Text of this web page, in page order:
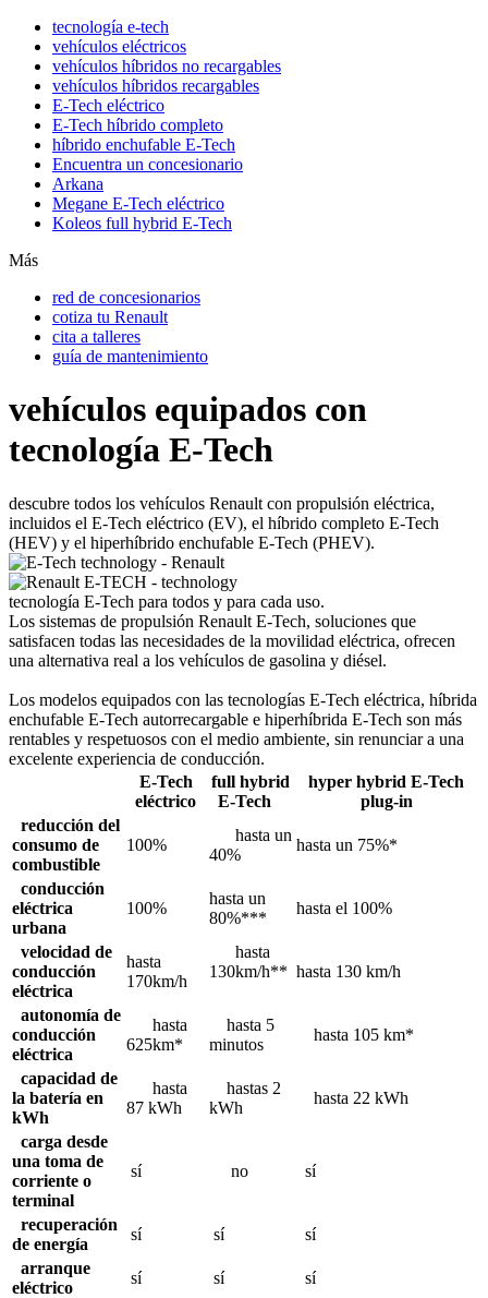
tecnología e-tech
vehículos eléctricos
vehículos híbridos no recargables
vehículos híbridos recargables
E-Tech eléctrico
E-Tech híbrido completo
híbrido enchufable E-Tech
Encuentra un concesionario
Arkana
Megane E-Tech eléctrico
Koleos full hybrid E-Tech
Más
red de concesionarios
cotiza tu Renault
cita a talleres
guía de mantenimiento
vehículos equipados con
tecnología E-Tech
descubre todos los vehículos Renault con propulsión eléctrica,
incluidos el E-Tech eléctrico (EV), el híbrido completo E-Tech
(HEV) y el hiperhíbrido enchufable E-Tech (PHEV).
tecnología E-Tech para todos y para cada uso.
Los sistemas de propulsión Renault E-Tech, soluciones que
satisfacen todas las necesidades de la movilidad eléctrica, ofrecen
una alternativa real a los vehículos de gasolina y diésel.
Los modelos equipados con las tecnologías E-Tech eléctrica, híbrida
enchufable E-Tech autorrecargable e hiperhíbrida E-Tech son más
rentables y respetuosos con el medio ambiente, sin renunciar a una
excelente experiencia de conducción.
E-Tech
eléctrico
full hybrid
E-Tech
hyper hybrid E-Tech
plug-in
reducción del
consumo de
combustible
100%
hasta un
40%
hasta un 75%*
conducción
eléctrica
urbana
100%
hasta un
80%***
hasta el 100%
velocidad de
conducción
eléctrica
hasta
170km/h
hasta
130km/h** hasta 130 km/h
autonomía de
conducción
eléctrica
hasta
625km*
hasta 5
minutos
hasta 105 km*
capacidad de
la batería en
kWh
hasta
87 kWh
hastas 2
kWh
hasta 22 kWh
carga desde
una toma de
corriente o
terminal
sí no sí
recuperación
de energía
sí sí
sí
arranque
eléctrico
sí sí sí